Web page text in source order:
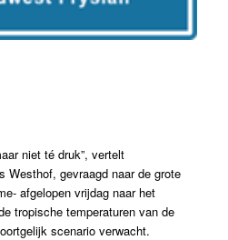
niet té druk”, vertelt
Westhof, gevraagd naar de grote
afgelopen vrijdag naar het
tropische temperaturen van de
scenario verwacht.